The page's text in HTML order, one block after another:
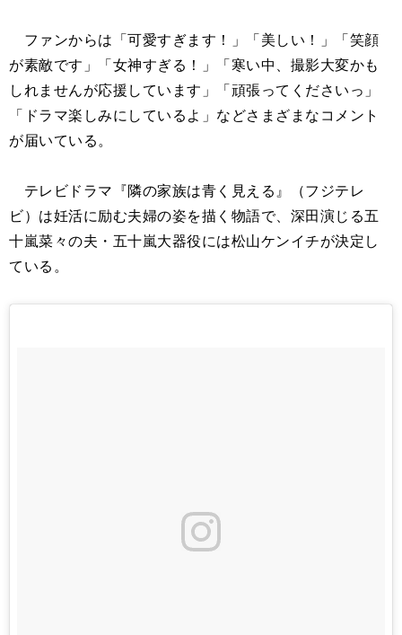
ファンからは「可愛すぎます！」「美しい！」「笑顔
が素敵です」「女神すぎる！」「寒い中、撮影大変かも
しれませんが応援しています」「頑張ってくださいっ」
「ドラマ楽しみにしているよ」などさまざまなコメント
が届いている。
テレビドラマ『隣の家族は青く見える』（フジテレ
ビ）は妊活に励む夫婦の姿を描く物語で、深田演じる五
十嵐菜々の夫・五十嵐大器役には松山ケンイチが決定し
ている。